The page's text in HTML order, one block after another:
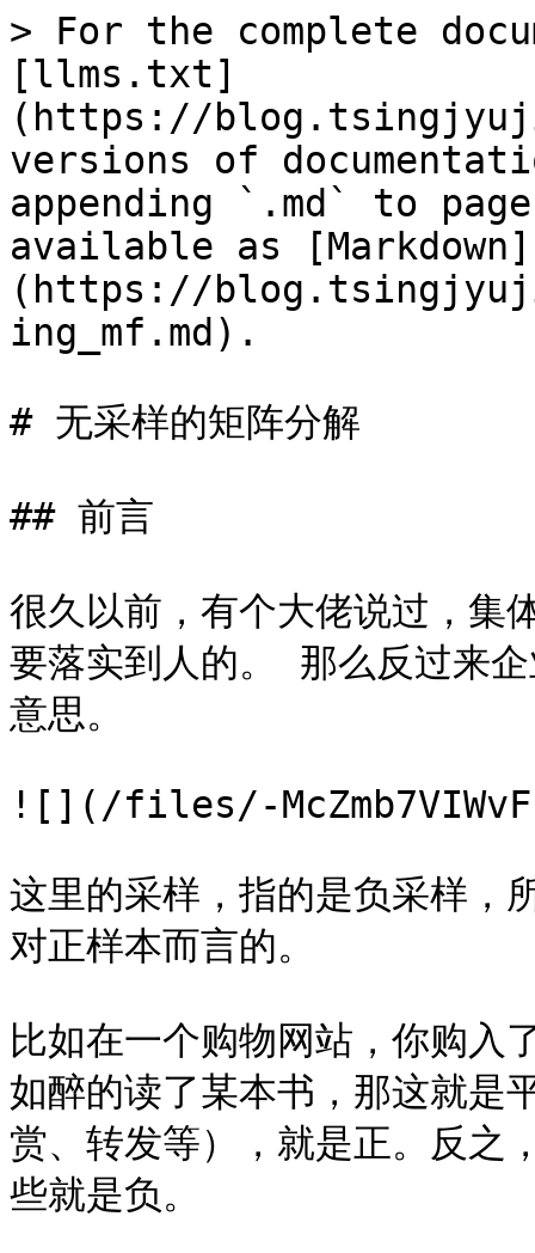
> For the complete
[llms.txt]
(https://
versions of
appending `.md` to
available as [Markdown]
(https://
ing_mf.md).
# 无采样的矩阵分解
## 前言
很久以前，有个大佬说过，集
要落实到人的。 那么反过来
意思。
![](/files/-
这里的采样，指的是负采样，
对正样本而言的。
比如在一个购物网站，你购入
如醉的读了某本书，那这就是
赏、转发等），就是正。反之
些就是负。